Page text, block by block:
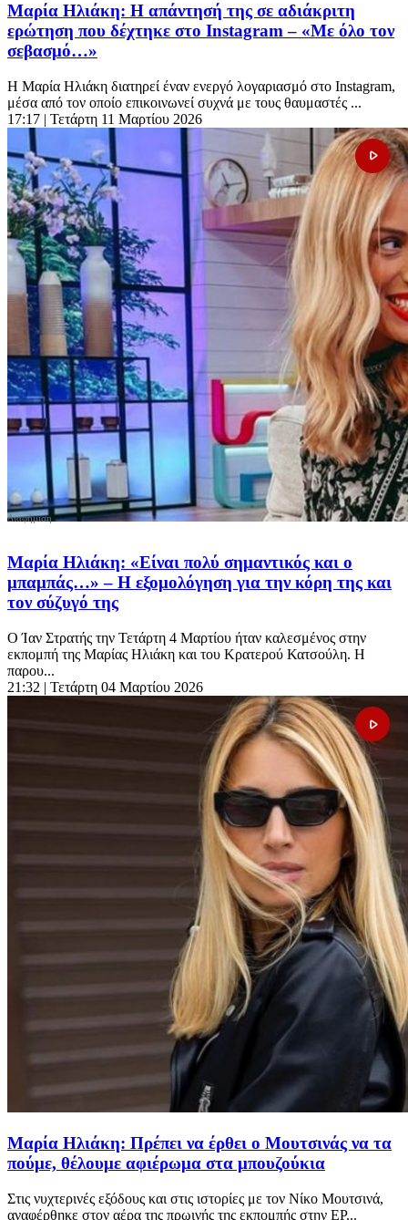
Μαρία Ηλιάκη: Η απάντησή της σε αδιάκριτη
ερώτηση που δέχτηκε στο Instagram – «Με όλο τον
σεβασμό…»
Η Μαρία Ηλιάκη διατηρεί έναν ενεργό λογαριασμό στο Instagram,
μέσα από τον οποίο επικοινωνεί συχνά με τους θαυμαστές ...
17:17 | Τετάρτη 11 Μαρτίου 2026
Μαρία Ηλιάκη: «Είναι πολύ σημαντικός και ο
μπαμπάς…» – Η εξομολόγηση για την κόρη της και
τον σύζυγό της
Ο Ίαν Στρατής την Τετάρτη 4 Μαρτίου ήταν καλεσμένος στην
εκπομπή της Μαρίας Ηλιάκη και του Κρατερού Κατσούλη. Η
παρου...
21:32 | Τετάρτη 04 Μαρτίου 2026
Μαρία Ηλιάκη: Πρέπει να έρθει ο Μουτσινάς να τα
πούμε, θέλουμε αφιέρωμα στα μπουζούκια
Στις νυχτερινές εξόδους και στις ιστορίες με τον Νίκο Μουτσινά,
αναφέρθηκε στον αέρα της πρωινής της εκπομπής στην ΕΡ...